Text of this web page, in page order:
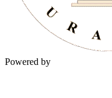
Powered by